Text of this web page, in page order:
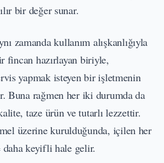
bir değer sunar.
zamanda kullanım alışkanlığıyla
fincan hazırlayan biriyle,
yapmak isteyen bir işletmenin
Buna rağmen her iki durumda da
taze ürün ve tutarlı lezzettir.
üzerine kurulduğunda, içilen her
keyifli hale gelir.